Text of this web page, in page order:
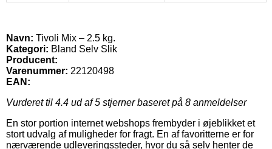
Navn: Tivoli Mix – 2.5 kg.
Kategori: Bland Selv Slik
Producent:
Varenummer: 22120498
EAN:
Vurderet til 4.4 ud af 5 stjerner baseret på 8 anmeldelser
En stor portion internet webshops frembyder i øjeblikket et
stort udvalg af muligheder for fragt. En af favoritterne er for
nærværende udleveringssteder, hvor du så selv henter de